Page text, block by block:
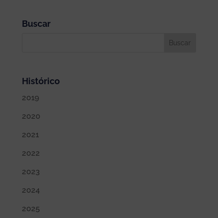
Buscar
Histórico
2019
2020
2021
2022
2023
2024
2025